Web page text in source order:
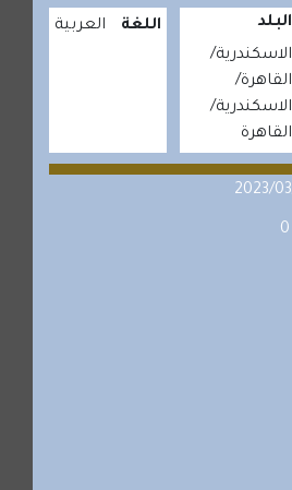
البلد
الاسكندرية
القاهرة
الاسكندرية
القاهرة
اللغة العربية